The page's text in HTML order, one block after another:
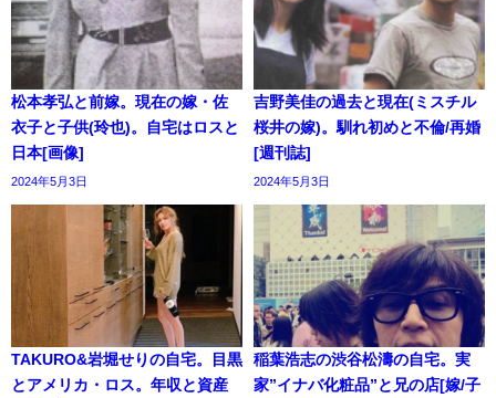
松本孝弘と前嫁。現在の嫁・佐
衣子と子供(玲也)。自宅はロスと
日本[画像]
2024年5月3日
吉野美佳の過去と現在(ミスチル
桜井の嫁)。馴れ初めと不倫/再婚
[週刊誌]
2024年5月3日
TAKURO&岩堀せりの自宅。目黒
とアメリカ・ロス。年収と資産
稲葉浩志の渋谷松濤の自宅。実
家”イナバ化粧品”と兄の店[嫁/子